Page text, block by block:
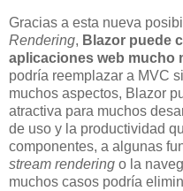
Gracias a esta nueva
Rendering, Blazor puede
aplicaciones web mucho
podría reemplazar a MVC
muchos aspectos, Blazor
atractiva para muchos
de uso y la productividad
componentes, a algunas
stream rendering o la
muchos casos podría